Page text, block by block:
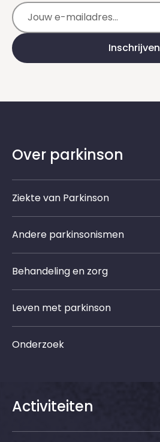
E-mailadres
Inschrijven
Over parkinson
Ziekte van Parkinson
Andere parkinsonismen
Behandeling en zorg
Leven met parkinson
Onderzoek
Activiteiten